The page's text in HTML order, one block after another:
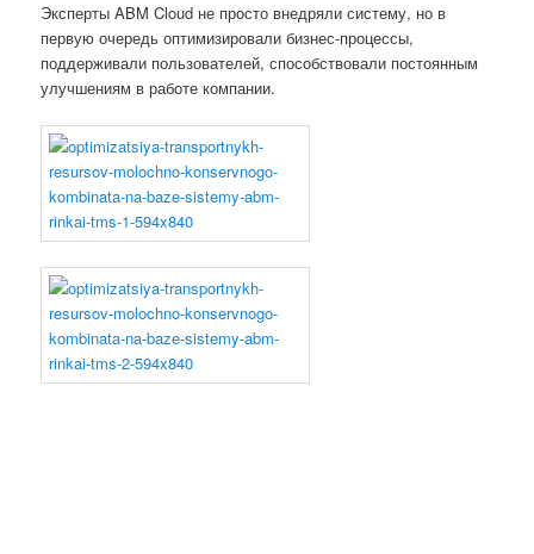
Эксперты ABM Cloud не просто внедряли систему, но в
первую очередь оптимизировали бизнес-процессы,
поддерживали пользователей, способствовали постоянным
улучшениям в работе компании.